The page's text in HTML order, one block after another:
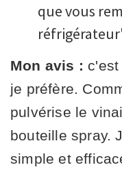
que vous
Mon avis :
je préfère.
pulvérise le
bouteille spray.
simple et